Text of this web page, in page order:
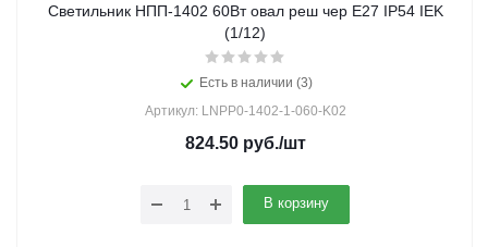
Светильник НПП-1402 60Вт овал реш чер Е27 IP54 IEK
(1/12)
Есть в наличии (3)
Артикул: LNPP0-1402-1-060-K02
824.50руб./шт
В корзину